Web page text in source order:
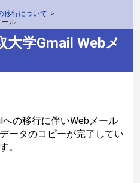
移行について >
ール
大学Gmail Webメ
の移行に伴いWebメール
ータのコピーが完了してい
。